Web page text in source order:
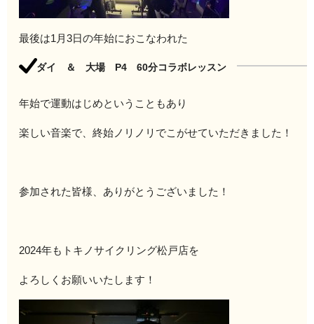
最後は1月3日の年始におこなわれた
ダイ ＆ 大場 P4 60分コラボレッスン
年始で運動はじめということもあり
楽しい音楽で、終始ノリノリでこがせていただきました！
参加された皆様、ありがとうございました！
2024年もトキノサイクリング松戸店を
よろしくお願いいたします！